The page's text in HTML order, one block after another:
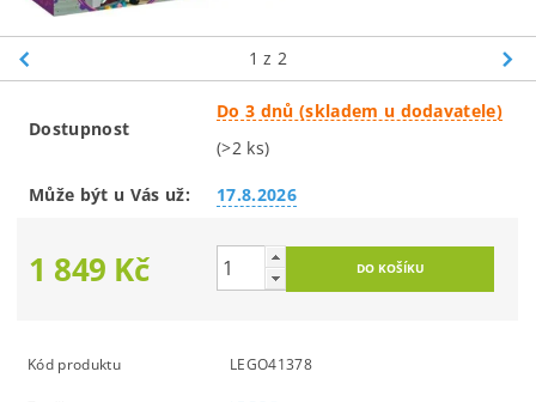
1 z 2
Dostupnost
Do 3 dnů (skladem u dodavatele)
(>2 ks)
Může být u Vás už: 17.8.2026
1 849 Kč
Kód produktu LEGO41378